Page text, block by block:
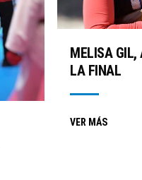
MELISA GIL,
LA FINAL
VER MÁS